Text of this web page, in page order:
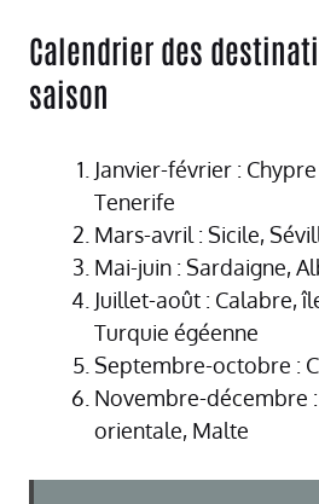
Calendrier des
saison
Janvier-février :
Tenerife
Mars-avril : Sicile,
Mai-juin : Sardaigne,
Juillet-août : Calabre,
Turquie égéenne
Septembre-octobre :
Novembre-décembre
orientale, Malte